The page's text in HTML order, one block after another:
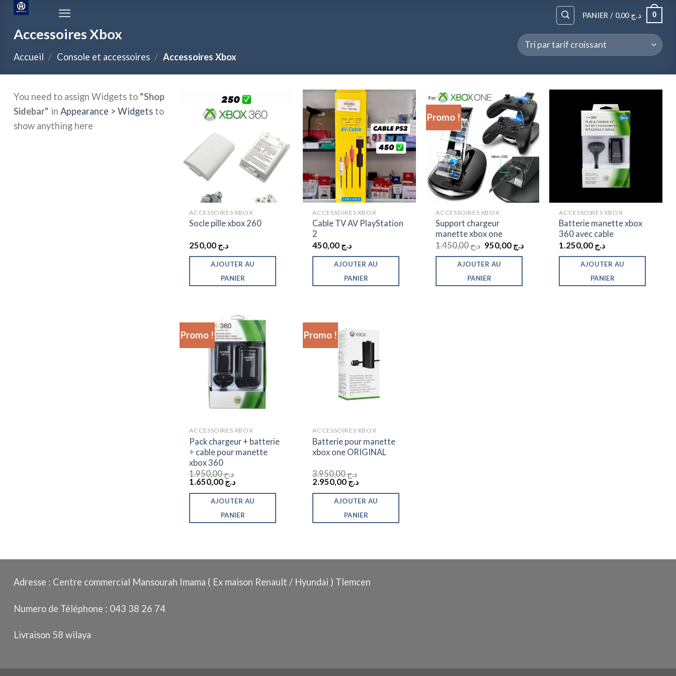
Passer
contenu
PANIER / د.ج 0,00 0
Accessoires Xbox
Accueil / Console et accessoires / Accessoires Xbox
You need to assign Widgets to "Shop
Sidebar" in Appearance > Widgets to
show anything here
ACCESSOIRES XBOX
Socle pille xbox 260
د.ج
AJOUTER AU
PANIER
ACCESSOIRES XBOX
Cable TV AV PlayStation
2
د.ج
AJOUTER AU
PANIER
Promo !
ACCESSOIRES XBOX
Support chargeur
manette xbox one
د.ج1.450,00
Le
initial
était :
د.جLe
AJOUTER AU
PANIER
ACCESSOIRES XBOX
Batterie manette xbox
360 avec cable
د.ج
AJOUTER AU
PANIER
Promo !
ACCESSOIRES XBOX
Pack chargeur + batterie
÷ cable pour manette
xbox 360
د.ج1.950,00
Le
د.ج 1.950,00.
د.جLe
actuel
est :
AJOUTER AU
PANIER
Promo !
ACCESSOIRES XBOX
Batterie pour manette
xbox one ORIGINAL
د.ج3.950,00
Le
د.ج 3.950,00.
د.جLe
actuel
est :
AJOUTER AU
PANIER
Adresse : Centre commercial Mansourah Imama ( Ex maison Renault / Hyundai ) Tlemcen
Numero de Téléphone : 043 38 26 74
Livraison 58 wilaya